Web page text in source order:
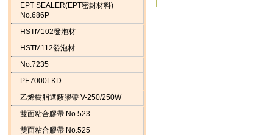
EPT SEALER(EPT密封材料)
No.686P
HSTM102發泡材
HSTM112發泡材
No.7235
PE7000LKD
乙烯樹脂遮蔽膠帶 V-250/250W
雙面粘合膠帶 No.523
雙面粘合膠帶 No.525